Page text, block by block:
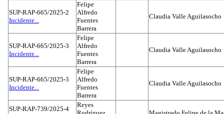
SUP-RAP-665/2025-2
Incidente...
Felipe
Alfredo
Fuentes
Barrera
Claudia Valle Aguilasocho
SUP-RAP-665/2025-3
Incidente...
Felipe
Alfredo
Fuentes
Barrera
Claudia Valle Aguilasocho
SUP-RAP-665/2025-3
Incidente...
Felipe
Alfredo
Fuentes
Barrera
Claudia Valle Aguilasocho
SUP-RAP-739/2025-4
Reyes